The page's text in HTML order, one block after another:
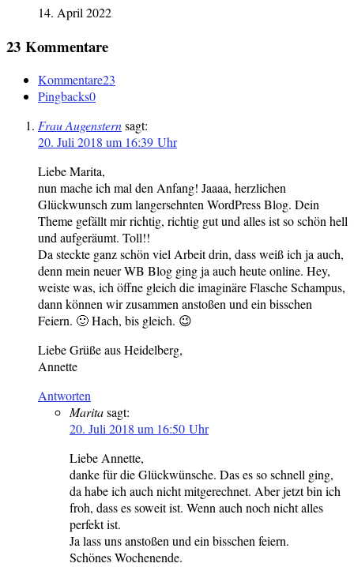
14. April 2022
23 Kommentare
Kommentare23
Pingbacks0
Frau Augensternsagt:
20. Juli 2018 um 16:39 Uhr
Liebe Marita,
nun mache ich mal den Anfang! Jaaaa, herzlichen
Glückwunsch zum langersehnten WordPress Blog. Dein
Theme gefällt mir richtig, richtig gut und alles ist so schön hell
und aufgeräumt. Toll!!
Da steckte ganz schön viel Arbeit drin, dass weiß ich ja auch,
denn mein neuer WB Blog ging ja auch heute online. Hey,
weiste was, ich öffne gleich die imaginäre Flasche Schampus,
dann können wir zusammen anstoßen und ein bisschen
Feiern. 🙂 Hach, bis gleich. 😉
Liebe Grüße aus Heidelberg,
Annette
Antworten
Maritasagt:
20. Juli 2018 um 16:50 Uhr
Liebe Annette,
danke für die Glückwünsche. Das es so schnell ging,
da habe ich auch nicht mitgerechnet. Aber jetzt bin ich
froh, dass es soweit ist. Wenn auch noch nicht alles
perfekt ist.
Ja lass uns anstoßen und ein bisschen feiern.
Schönes Wochenende.